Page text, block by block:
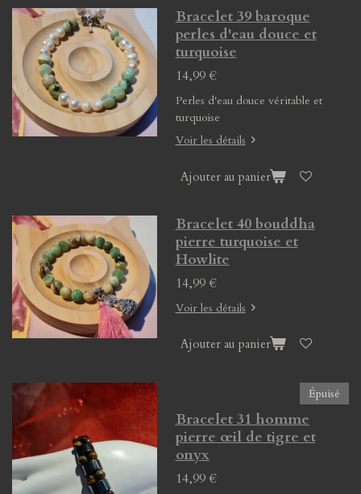
Bracelet 39 baroque
perles d'eau douce et
turquoise
14,99 €
Perles d'eau douce véritable et
turquoise
Voir les détails
Ajouter au panier
Bracelet 40 bouddha
pierre turquoise et
Howlite
14,99 €
Voir les détails
Ajouter au panier
Épuisé
Bracelet 31 homme
pierre œil de tigre et
onyx
14,99 €